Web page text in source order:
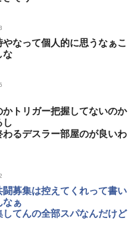
なって個人的に思うなぁこ
な
トリガー把握してないのか
し
るデスラー部屋のが良いわ
募集は控えてくれって書い
なぁ
てんの全部スパなんだけど